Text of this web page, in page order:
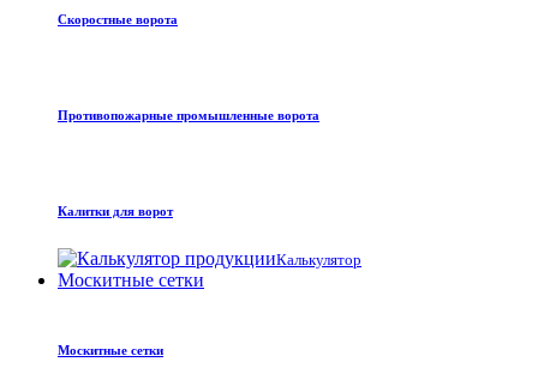
Скоростные ворота
Противопожарные промышленные ворота
Калитки для ворот
Калькулятор
Москитные сетки
Москитные сетки